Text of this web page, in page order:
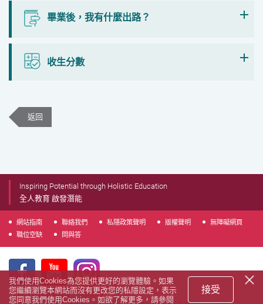
畢業後，我有什麼出路？
收生分數
返回
Inspiring Potential through Holistic Education
全人教育 啟發潛能
網站指南 聯絡我們 私隱政策聲明 版權聲明
無障礙網頁
職位空缺
問與答
© 2018 版權屬香港專上學院所有
接受
我們使用Cookies為您提供更好的瀏覽體驗。如果
您繼續瀏覽本網站而沒有更改您的私隱設定，表示
您同意我們使用Cookies。如欲了解更多，請參閱